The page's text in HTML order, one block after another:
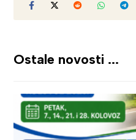
Ostale novosti ...